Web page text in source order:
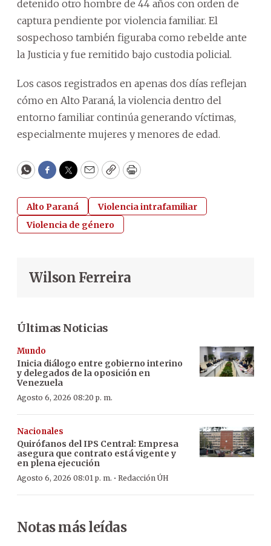
detenido otro hombre de 44 años con orden de
captura pendiente por violencia familiar. El
sospechoso también figuraba como rebelde ante
la Justicia y fue remitido bajo custodia policial.
Los casos registrados en apenas dos días reflejan
cómo en Alto Paraná, la violencia dentro del
entorno familiar continúa generando víctimas,
especialmente mujeres y menores de edad.
WhatsApp
Facebook
Twitter
EmailCopyPrint
Alto Paraná
Violencia intrafamiliar
Violencia de género
Wilson Ferreira
Últimas Noticias
Mundo
Inicia diálogo entre gobierno interino
y delegados de la oposición en
Venezuela
Agosto 6, 2026 08:20 p. m.
Nacionales
Quirófanos del IPS Central: Empresa
asegura que contrato está vigente y
en plena ejecución
Agosto 6, 2026 08:01 p. m. · Redacción ÚH
Notas más leídas